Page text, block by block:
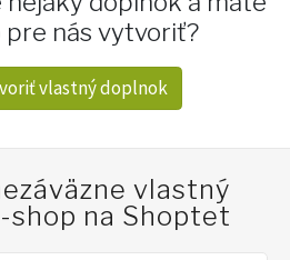
pre nás vytvoriť?
vlastný doplnok
vlastný
na Shoptet